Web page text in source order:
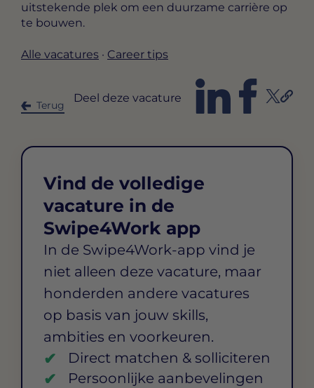
uitstekende plek om een duurzame carrière op
te bouwen.
Alle vacatures · Career tips
Terug
Deel deze vacature
Vind de volledige
vacature in de
Swipe4Work app
In de Swipe4Work-app vind je
niet alleen deze vacature, maar
honderden andere vacatures
op basis van jouw skills,
ambities en voorkeuren.
Direct matchen & solliciteren
Persoonlijke aanbevelingen